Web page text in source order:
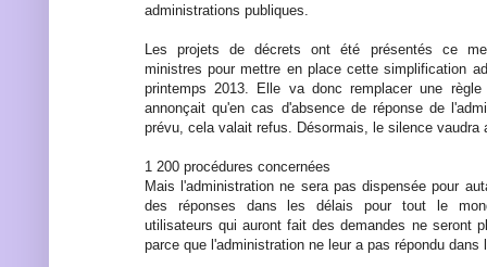
administrations publiques.
Les projets de décrets ont été présentés ce
ministres pour mettre en place cette simplification
printemps 2013. Elle va donc remplacer une
annonçait qu'en cas d'absence de réponse de
prévu, cela valait refus. Désormais, le silence vaudra
1 200 procédures concernées
Mais l'administration ne sera pas dispensée pour
des réponses dans les délais pour tout le
utilisateurs qui auront fait des demandes ne seront
parce que l'administration ne leur a pas répondu dans